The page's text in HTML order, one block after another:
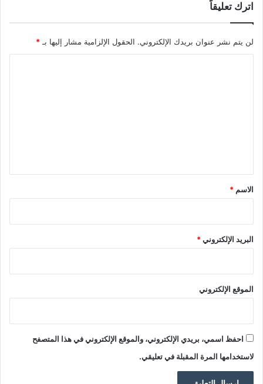
اترك تعليقاً
لن يتم نشر عنوان بريدك الإلكتروني. الحقول الإلزامية مشار إليها بـ*
*
الاسم *
البريد الإلكتروني*
الموقع الإلكتروني
احفظ اسمي، بريدي الإلكتروني، والموقع الإلكتروني في هذا المتصفح
لاستخدامها المرة المقبلة في تعليقي.